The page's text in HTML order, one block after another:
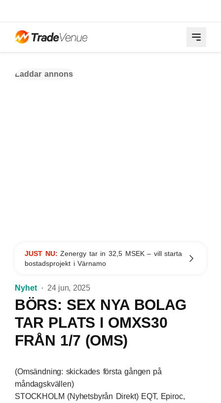
Laddar annons
JUST NU:Zenergy tar in 32,5 MSEK – vill starta
bostadsprojekt i Värnamo
Nyhet 24 jun, 2025
BÖRS: SEX NYA BOLAG
TAR PLATS I OMXS30
FRÅN 1/7 (OMS)
(Omsändning: skickades första gången på
måndagskvällen)
STOCKHOLM (Nyhetsbyrån Direkt) EQT, Epiroc,